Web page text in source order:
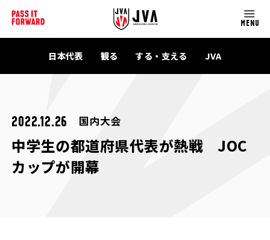
MENU
日本代表 観る する・支える JVA
2022.12.26 国内大会
中学生の都道府県代表が熱戦 JOC
カップが開幕